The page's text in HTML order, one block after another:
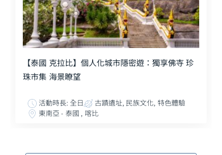
【泰國 克拉比】個人化城市隱密遊：獨享佛寺 珍
珠市集 海景瞭望
活動時長: 全日
古蹟遺址, 民族文化, 特色體驗
東南亞 - 泰國 , 喀比